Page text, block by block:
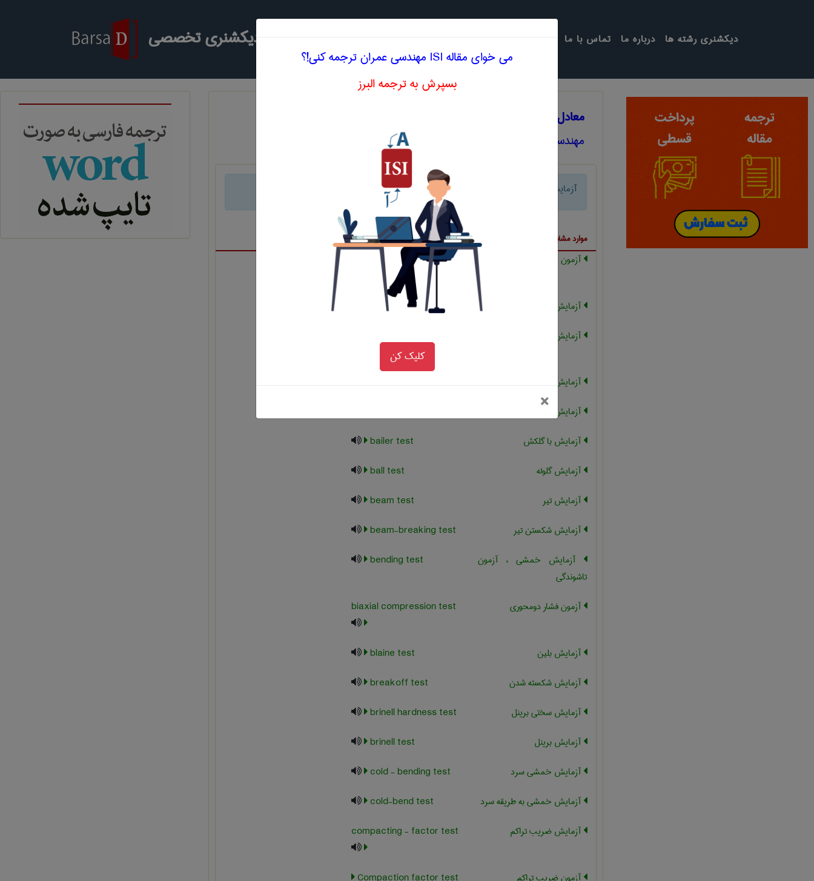
جستجو در دیکشنری تخصصی تماس با ما درباره ما دیکشنری رشته ها
معادل انگلیسی آزمایش کشش تک محوری
مهندسی عمران
آزمایش کشش تک محوری uniaxial tensile test
موارد مشابه با اصطلاح تخصصی فارسی آزمایش کشش تک محوری
آزمون دوام شتابدار
Accelerated durability
test
آزمایش نفوذپذیری هوا
air-permeability test
آزمایش ارتعاش محیطی
آزمایش خردشدگی
آزمایش اتوکلاو
آزمایش با گلکش
bailer test
آزمایش گلوله
ball test
آزمایش تیر
beam test
آزمایش شکستن تیر
beam-breaking test
آزمایش خمشی ، آزمون
تاشوندگی
bending test
آزمون فشار دومحوری biaxial compression test
آزمایش بلین
blaine test
آزمایش شکسته شدن
breakoff test
آزمایش سختی برینل
brinell hardness test
آزمایش برینل
brinell test
آزمایش خمشی سرد
cold - bending test
آزمایش خمشی به طریقه سرد
cold-bend test
آزمایش ضریب تراکم
compacting - factor test
می خوای مقاله ISI مهندسی عمران ترجمه کنی!؟
بسپرش به ترجمه البرز
کلیک کن
×بستن